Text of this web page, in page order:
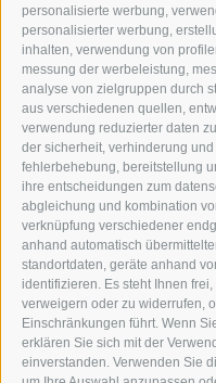
personalisierte werbung,
personalisierter werbung,
inhalten, verwendung von
messung der werbeleistung,
analyse von zielgruppen durch
aus verschiedenen quellen,
verwendung reduzierter daten
der sicherheit, verhinderung
fehlerbehebung, bereitstellung
ihre entscheidungen zum
abgleichung und kombination
verknüpfung verschiedener
anhand automatisch
standortdaten, geräte anhand
identifizieren. Es steht Ihnen
verweigern oder zu widerrufen,
Einschränkungen führt. Wenn
erklären Sie sich mit der
einverstanden. Verwenden Sie
GRAFIK@DERERKER.IT
INFO@DERERKER.IT
DER ERKER
WERBEN IM ERKER
ONLINE-WERBUNG
SEPA-DAUERAUFTRAG
REGELN
ONLINE VOTING
SERVICE
KLEINANZEIGER